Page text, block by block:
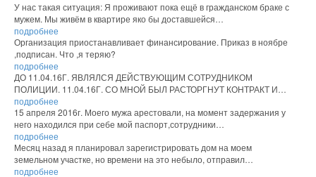
У нас такая ситуация: Я проживают пока ещё в гражданском браке с
мужем. Мы живём в квартире яко бы доставшейся…
подробнее
Организация приостанавливает финансирование. Приказ в ноябре
,подписан. Что ,я теряю?
подробнее
ДО 11.04.16Г. ЯВЛЯЛСЯ ДЕЙСТВУЮЩИМ СОТРУДНИКОМ
ПОЛИЦИИ. 11.04.16Г. СО МНОЙ БЫЛ РАСТОРГНУТ КОНТРАКТ И…
подробнее
15 апреля 2016г. Моего мужа арестовали, на момент задержания у
него находился при себе мой паспорт,сотрудники…
подробнее
Месяц назад я планировал зарегистрировать дом на моем
земельном участке, но времени на это небыло, отправил…
подробнее